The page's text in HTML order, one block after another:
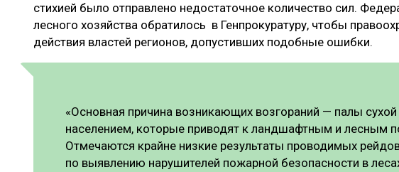
стихией было отправлено недостаточное количество сил.
лесного хозяйства обратилось в Генпрокуратуру, чтобы
действия властей регионов, допустивших подобные ошибки.
«Основная причина возникающих возгораний — палы
населением, которые приводят к ландшафтным и лесным
Отмечаются крайне низкие результаты проводимых
по выявлению нарушителей пожарной безопасности в